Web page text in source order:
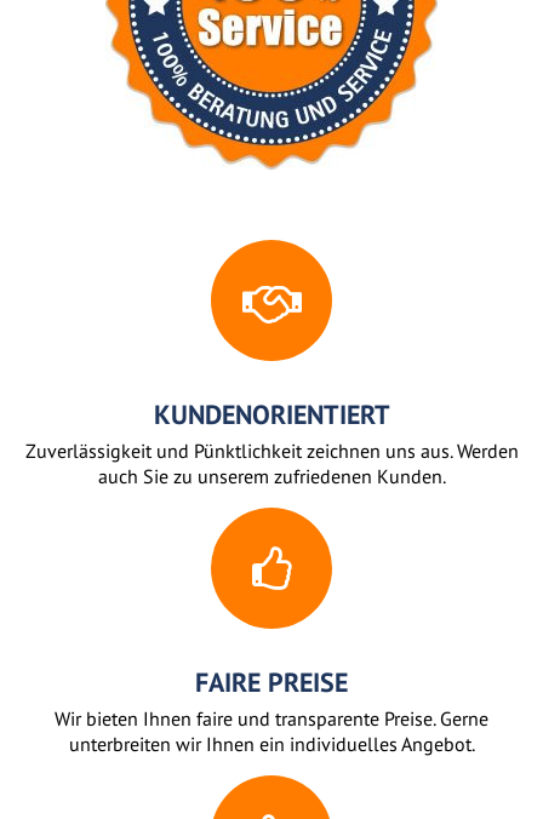
KUNDENORIENTIERT
Zuverlässigkeit und Pünktlichkeit zeichnen uns aus. Werden
auch Sie zu unserem zufriedenen Kunden.
FAIRE PREISE
Wir bieten Ihnen faire und transparente Preise. Gerne
unterbreiten wir Ihnen ein individuelles Angebot.